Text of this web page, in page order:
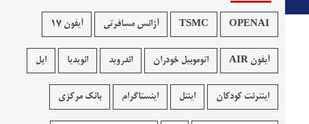
OPENAI
TSMC آژانس مسافرتی آیفون 17
آیفون AIR اتوموبیل خودران اندروید انویدیا اپل
اینترنت کودکان اینتل اینستاگرام بانک مرکزی